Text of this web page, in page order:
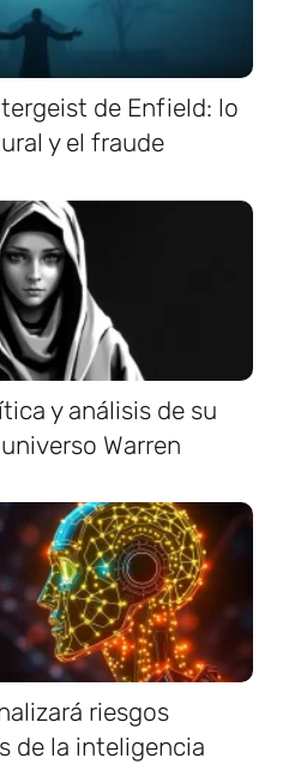
de Enfield: lo
y el fraude
y análisis de su
Warren
riesgos
de la inteligencia